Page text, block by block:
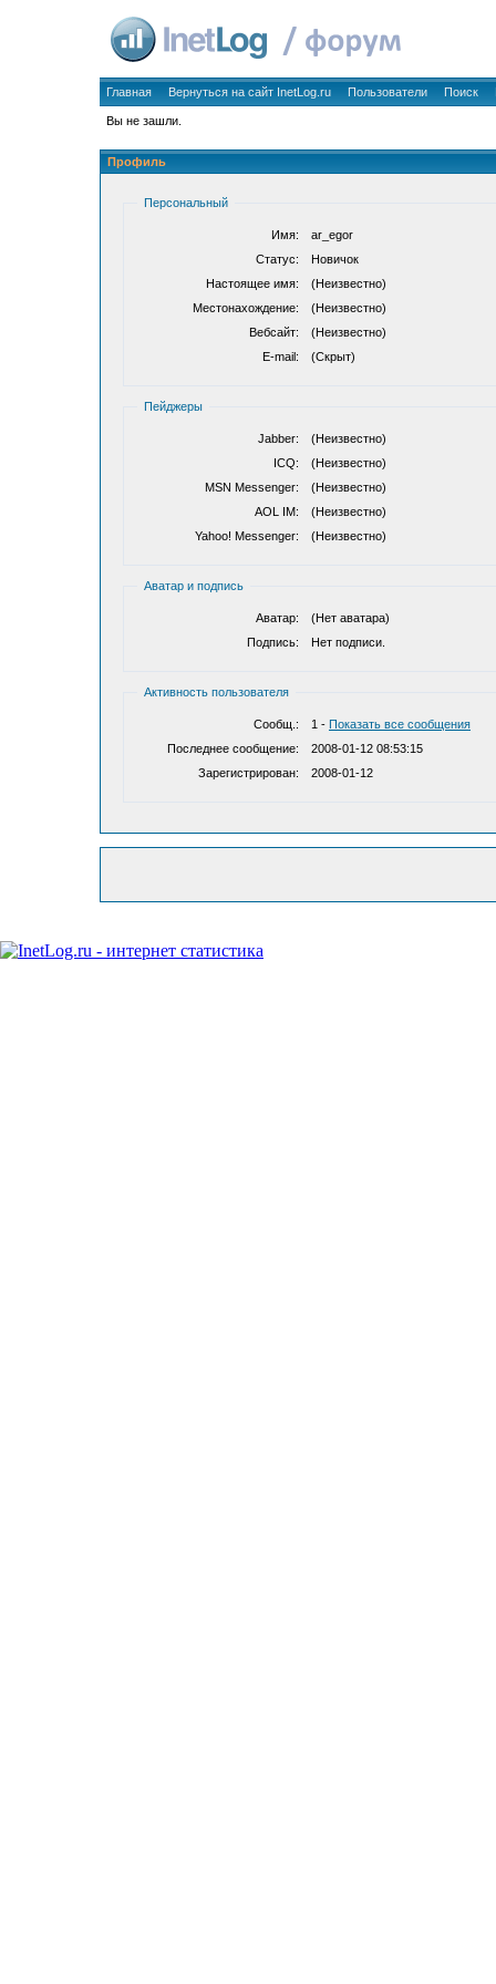
Главная Вернуться на сайт InetLog.ru Пользователи Поиск
Вы не зашли.
Профиль
Персональный
Имя:
ar_egor
Статус:
Новичок
Настоящее имя:
(Неизвестно)
Местонахождение:
(Неизвестно)
Вебсайт:
(Неизвестно)
E-mail:
(Скрыт)
Пейджеры
Jabber:
(Неизвестно)
ICQ:
(Неизвестно)
MSN Messenger:
(Неизвестно)
AOL IM:
(Неизвестно)
Yahoo! Messenger:
(Неизвестно)
Аватар и подпись
Аватар:
(Нет аватара)
Подпись:
Нет подписи.
Активность пользователя
Сообщ.: 1 - Показать все сообщения
Последнее сообщение:
2008-01-12 08:53:15
Зарегистрирован:
2008-01-12